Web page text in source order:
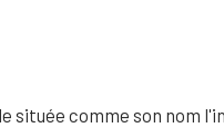
située comme son nom